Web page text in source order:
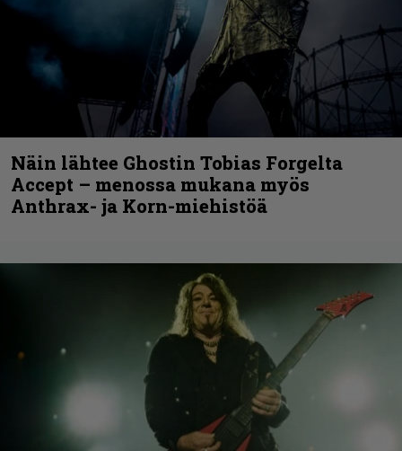
Näin lähtee Ghostin Tobias Forgelta
Accept – menossa mukana myös
Anthrax- ja Korn-miehistöä